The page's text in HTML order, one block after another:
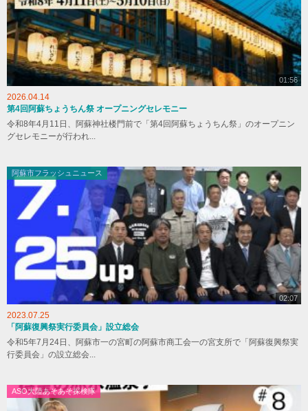
01:56
2026.04.14
第4回阿蘇ちょうちん祭 オープニングセレモニー
令和8年4月11日、阿蘇神社楼門前で「第4回阿蘇ちょうちん祭」のオープニン
グセレモニーが行われ...
阿蘇市フラッシュニュース
02:07
2023.07.25
「阿蘇復興祭実行委員会」設立総会
令和5年7月24日、阿蘇市一の宮町の阿蘇市商工会一の宮支所で「阿蘇復興祭実
行委員会」の設立総会...
ASO大陸あそあそ探検隊